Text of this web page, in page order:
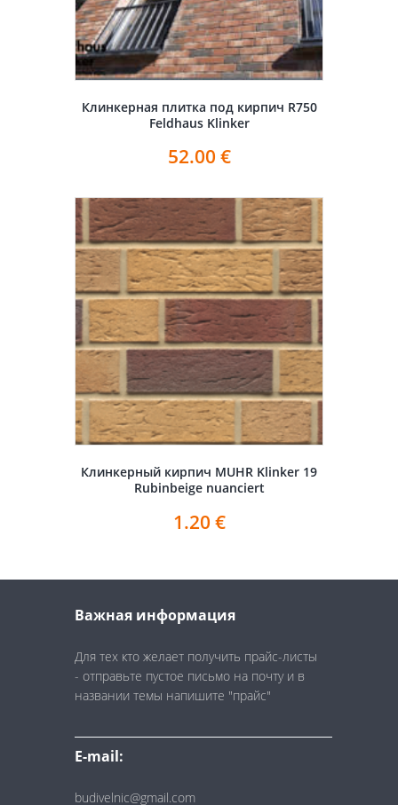
Клинкерная плитка под кирпич R750
Feldhaus Klinker
52.00 €
Клинкерный кирпич MUHR Klinker 19
Rubinbeige nuanciert
1.20 €
Важная информация
Для тех кто желает получить прайс-листы
- отправьте пустое письмо на почту и в
названии темы напишите "прайс"
E-mail:
budivelnic@gmail.com